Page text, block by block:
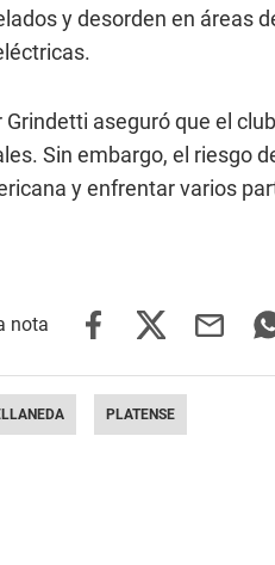
y desorden en áreas
aseguró que el
Sin embargo, el riesgo
y enfrentar varios
PLATENSE